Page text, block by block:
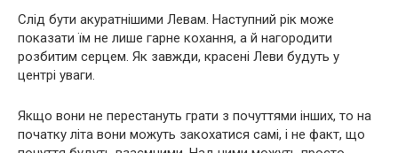
Слід бути акуратнішими Левам. Наступний рік може
показати їм не лише гарне кохання, а й нагородити
розбитим серцем. Як завжди, красені Леви будуть у
центрі уваги.
Якщо вони не перестануть грати з почуттями інших, то на
початку літа вони можуть закохатися самі, і не факт, що